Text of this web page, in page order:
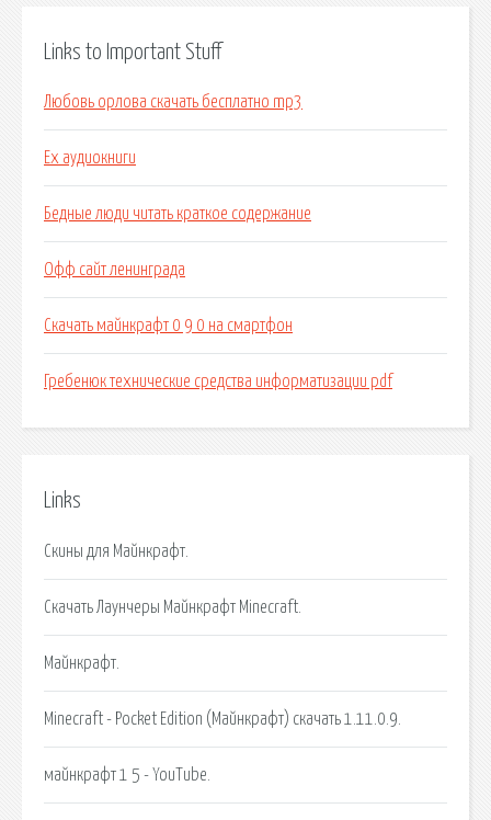
Links to Important Stuff
Любовь орлова скачать бесплатно mp3
Ех аудиокниги
Бедные люди читать краткое содержание
Офф сайт ленинграда
Скачать майнкрафт 0 9 0 на смартфон
Гребенюк технические средства информатизации pdf
Links
Скины для Майнкрафт.
Скачать Лаунчеры Майнкрафт Minecraft.
Майнкрафт.
Minecraft - Pocket Edition (Майнкрафт) скачать 1.11.0.9.
майнкрафт 1 5 - YouTube.